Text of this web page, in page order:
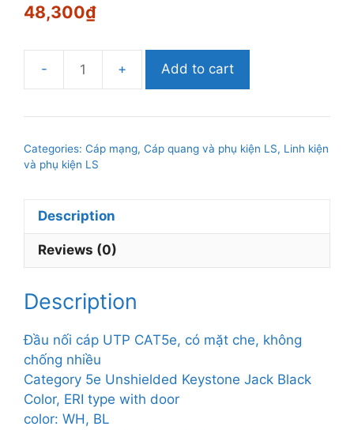
48,300₫
Đầu
cáp
CAT5e,
không
Add to cart
Categories: Cáp mạng, Cáp quang và phụ kiện LS, Linh kiện
và phụ kiện LS
Description
Reviews (0)
Description
Đầu nối cáp UTP CAT5e, có mặt che, không
chống nhiều
Category 5e Unshielded Keystone Jack Black
Color, ERI type with door
color: WH, BL